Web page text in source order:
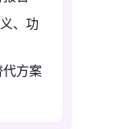
、功
代方案